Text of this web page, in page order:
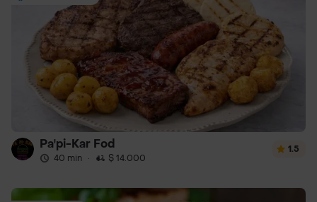
Pa'pi-Kar Fod
40 min · $ 14.000
1.5